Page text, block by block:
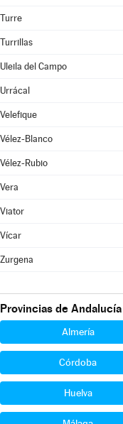
Turre
Turrillas
Uleila del Campo
Urrácal
Velefique
Vélez-Blanco
Vélez-Rubio
Vera
Viator
Vícar
Zurgena
Provincias de Andalucía
Almería
Córdoba
Huelva